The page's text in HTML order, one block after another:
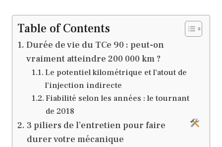
Table of Contents
Durée de vie du TCe 90 : peut-on
vraiment atteindre 200 000 km ?
Le potentiel kilométrique et l’atout de
l’injection indirecte
Fiabilité selon les années : le tournant
de 2018
3 piliers de l’entretien pour faire
durer votre mécanique